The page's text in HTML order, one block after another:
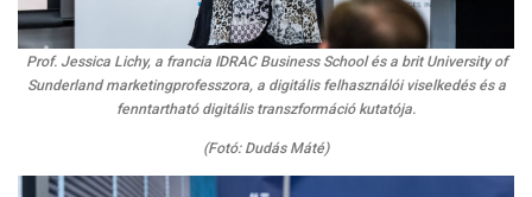
Prof. Jessica Lichy, a francia IDRAC Business School és a brit University of
Sunderland marketingprofesszora, a digitális felhasználói viselkedés és a
fenntartható digitális transzformáció kutatója.
(Fotó: Dudás Máté)